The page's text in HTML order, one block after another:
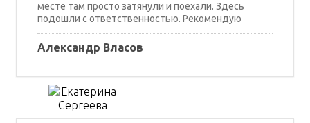
месте там просто затянули и поехали. Здесь
подошли с ответственностью. Рекомендую
Александр Власов